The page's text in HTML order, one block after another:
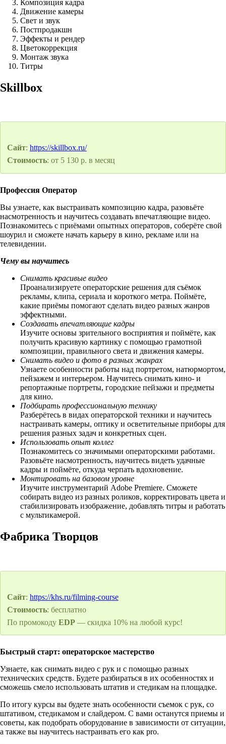
Композиция кадра
Движение камеры
Свет и звук
Постпродакшн
Эффекты и рендер
Цветокоррекция
Монтаж звука
Титры
Skillbox
Сайт: https://skillbox.ru/
Стоимость: от 5 130 р. в месяц
Профессия Оператор
Вы узнаете, как выстраивать композицию кадра, разовьёте
насмотренность и научитесь создавать впечатляющие видео.
Познакомитесь с приёмами опытных операторов, соберёте свой
шоурил и сможете начать карьеру в кино, рекламе или на
телевидении.
Чему вы научитесь
Снимать красивые видео
Проанализируете операторские решения для съёмок
рекламы, клипа, сериала и короткого метра. Поймёте,
какие приёмы помогают сделать видео разных жанров
эффектными.
Создавать впечатляющие кадры
Изучите основы зрительного восприятия и поймёте, как
получить красивую картинку с помощью грамотной
композиции, правильного света и движения камеры.
Снимать видео и фото в разных жанрах
Узнаете особенности работы над портретом, натюрмортом,
пейзажем и интерьером. Научитесь снимать кино- и
репортажные портреты, городские пейзажи и предметы
для кино.
Подбирать профессиональную технику
Разберётесь в видах операторской техники и научитесь
настраивать камеры, оптику и осветительные приборы для
решения разных задач и конкретных сцен.
Использовать опыт коллег
Познакомитесь со значимыми операторскими работами.
Разовьёте насмотренность, научитесь видеть удачные
кадры и поймёте, откуда черпать вдохновение.
Монтировать на базовом уровне
Изучите инструментарий Adobe Premiere. Сможете
собирать видео из разных роликов, корректировать цвета и
стабилизировать изображение, добавлять титры и работать
с мультикамерой.
Фабрика Творцов
Сайт: https://khs.ru/filming-course
Стоимость: бесплатно
По промокоду EDP— скидка 10% на любой курс!
Быстрый старт: операторское мастерство
Узнаете, как снимать видео с рук и с помощью разных
технических средств. Будете разбираться в их особенностях и
сможешь смело использовать штатив и стедикам на площадке.
По итогу курсы вы будете знать особенности съемок с рук, со
штативом, стедикамом и слайдером. С вами останутся приемы и
советы, как подобрать оборудование в зависимости от ситуации,
а также вы научитесь настраивать его как pro.